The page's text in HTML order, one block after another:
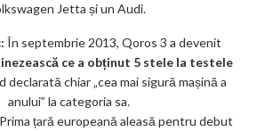
Jetta și un Audi.
În septembrie 2013, Qoros 3 a devenit
ce a obținut 5 stele la testele
declarată chiar „cea mai sigură mașină a
anului” la categoria sa.
Prima țară europeană aleasă pentru debut